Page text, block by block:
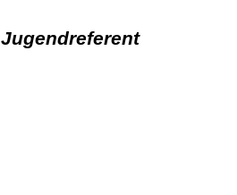
Jugendreferent